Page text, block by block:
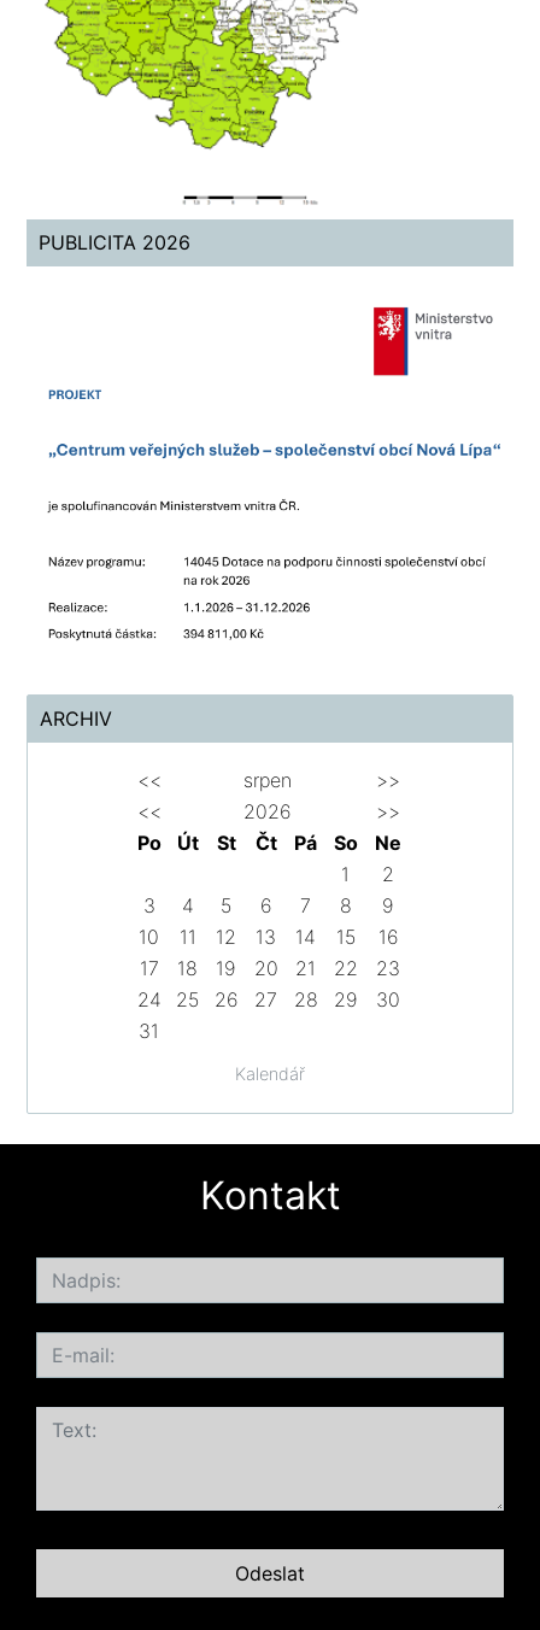
PUBLICITA 2026
ARCHIV
Kalendář
<< srpen
>>
<<
2026
>>
Po
Út St Čt Pá So
Ne
1
2
3
4 5 6 7 8
9
10
11 12 13 14 15
16
17
18 19 20 21 22
23
24
25 26 27 28 29
30
31
Kontakt